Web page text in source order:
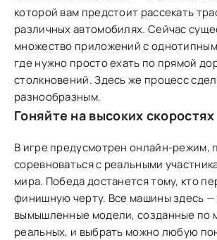
которой вам предстоит рассекать
различных автомобилях. Сейчас
множество приложений с
где нужно просто ехать по прямой
столкновений. Здесь же процесс
разнообразным.
Гоняйте на высоких скоростях
В игре предусмотрен онлайн-режим,
соревноваться с реальными
мира. Победа достанется тому, кто
финишную черту. Все машины здесь —
вымышленные модели, созданные по
реальных, и выбрать можно любую